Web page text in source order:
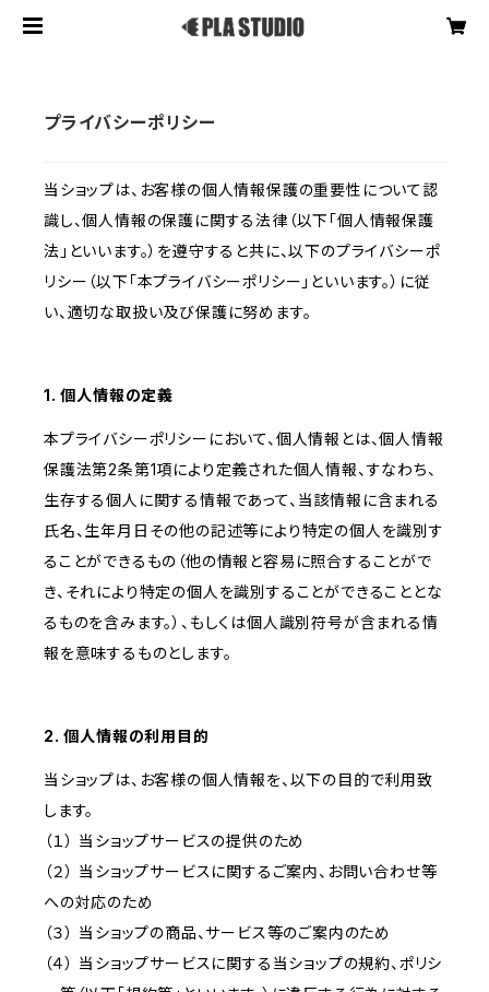
プライバシーポリシー
当ショップは、お客様の個人情報保護の重要性について認
識し、個人情報の保護に関する法律（以下「個人情報保護
法」といいます。）を遵守すると共に、以下のプライバシーポ
リシー（以下「本プライバシーポリシー」といいます。）に従
い、適切な取扱い及び保護に努めます。
1. 個人情報の定義
本プライバシーポリシーにおいて、個人情報とは、個人情報
保護法第2条第1項により定義された個人情報、すなわち、
生存する個人に関する情報であって、当該情報に含まれる
氏名、生年月日その他の記述等により特定の個人を識別す
ることができるもの（他の情報と容易に照合することがで
き、それにより特定の個人を識別することができることとな
るものを含みます。）、もしくは個人識別符号が含まれる情
報を意味するものとします。
2. 個人情報の利用目的
当ショップは、お客様の個人情報を、以下の目的で利用致
します。
（１） 当ショップサービスの提供のため
（２） 当ショップサービスに関するご案内、お問い合わせ等
への対応のため
（３） 当ショップの商品、サービス等のご案内のため
（４） 当ショップサービスに関する当ショップの規約、ポリシ